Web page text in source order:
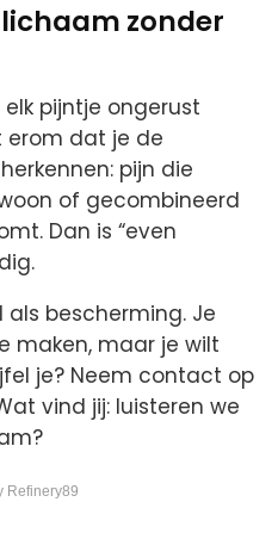
zonder
pijntje ongerust
erom dat je de
pijn die
of gecombineerd
Dan is “even
als bescherming. Je
maken, maar je wilt
je? Neem contact op
vind jij: luisteren we
Refinery89